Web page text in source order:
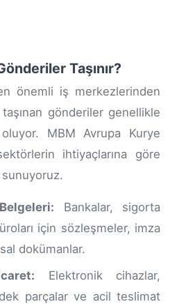
Taşınır?
önemli iş merkezlerinden
gönderiler genellikle
MBM Avrupa Kurye
ihtiyaçlarına göre
Bankalar, sigorta
için sözleşmeler, imza
dokümanlar.
Elektronik cihazlar,
parçalar ve acil teslimat